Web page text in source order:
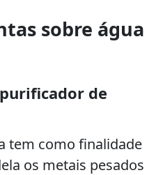
sobre água
de
tem como finalidade
os metais pesados